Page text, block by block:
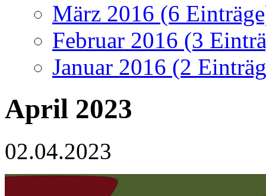
März 2016 (6
Februar 2016 (3
Januar 2016 (2
April 2023
02.04.2023